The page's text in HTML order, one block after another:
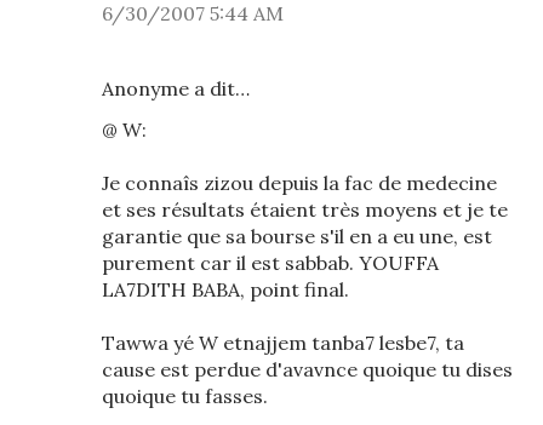
6/30/2007 5:44 AM
Anonyme a dit…
@ W:
Je connaîs zizou depuis la fac de medecine
et ses résultats étaient très moyens et je te
garantie que sa bourse s'il en a eu une, est
purement car il est sabbab. YOUFFA
LA7DITH BABA, point final.
Tawwa yé W etnajjem tanba7 lesbe7, ta
cause est perdue d'avavnce quoique tu dises
quoique tu fasses.